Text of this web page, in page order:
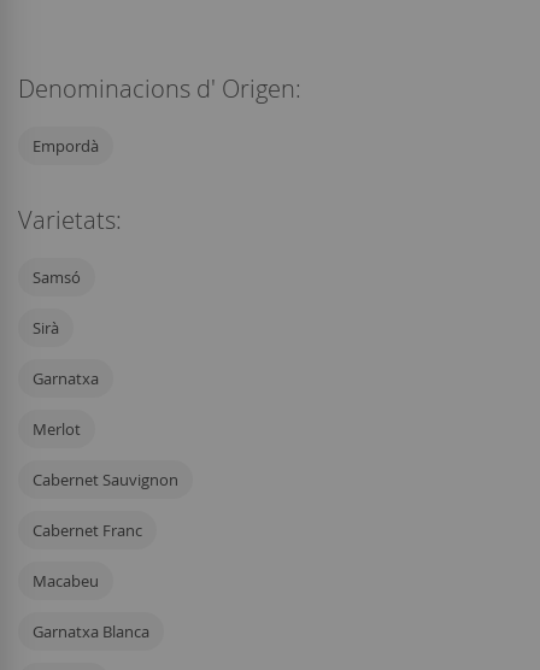
Denominacions d' Origen:
Empordà
Varietats:
Samsó
Sirà
Garnatxa
Merlot
Cabernet Sauvignon
Cabernet Franc
Macabeu
Garnatxa Blanca